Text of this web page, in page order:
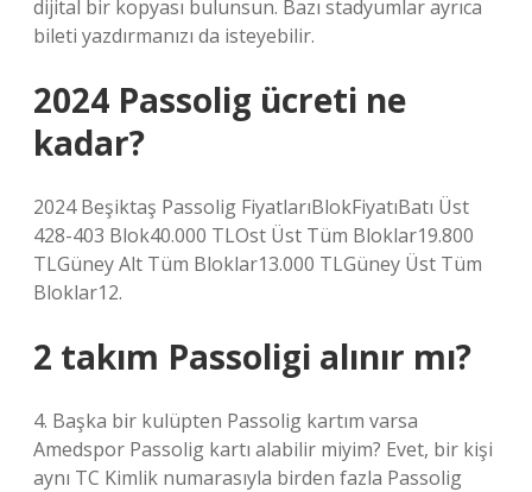
dijital bir kopyası bulunsun. Bazı stadyumlar ayrıca
bileti yazdırmanızı da isteyebilir.
2024 Passolig ücreti ne
kadar?
2024 Beşiktaş Passolig FiyatlarıBlokFiyatıBatı Üst
428-403 Blok40.000 TLOst Üst Tüm Bloklar19.800
TLGüney Alt Tüm Bloklar13.000 TLGüney Üst Tüm
Bloklar12.
2 takım Passoligi alınır mı?
4. Başka bir kulüpten Passolig kartım varsa
Amedspor Passolig kartı alabilir miyim? Evet, bir kişi
aynı TC Kimlik numarasıyla birden fazla Passolig